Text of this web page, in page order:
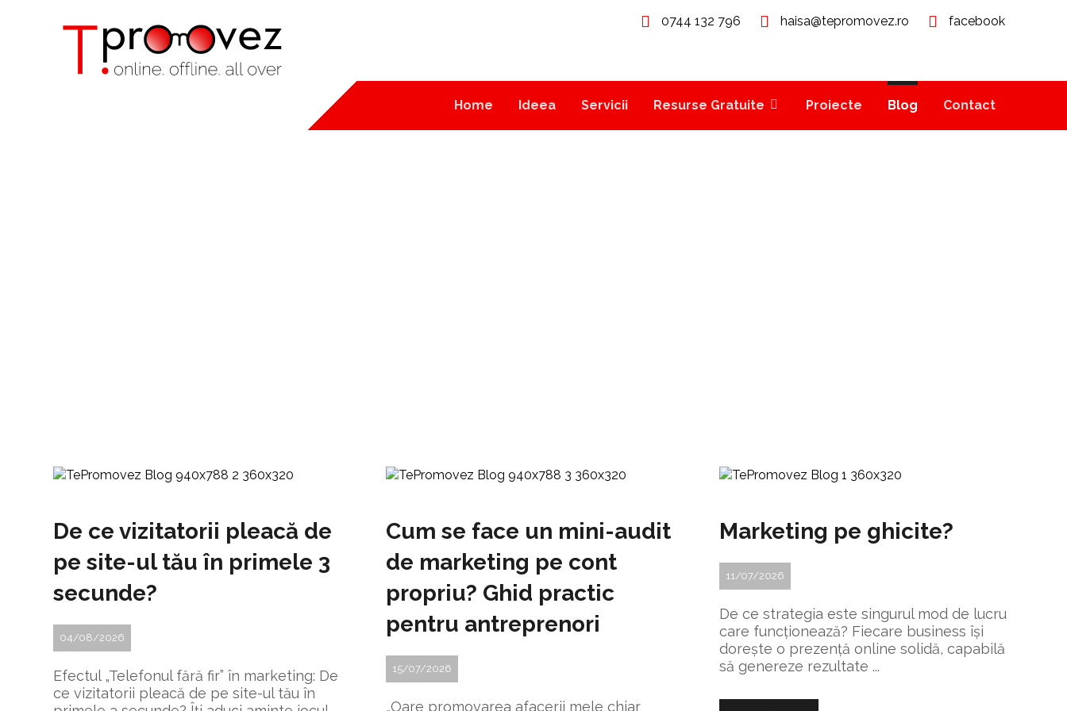
facebook
haisa@tepromovez.ro
0744 132 796
Home Ideea Servicii Resurse Gratuite Proiecte Blog Contact
De ce vizitatorii pleacă de
pe site-ul tău în primele 3
secunde?
04/08/2026
Efectul „Telefonul fără fir” în marketing: De
ce vizitatorii pleacă de pe site-ul tău în
Cum se face un mini-audit
de marketing pe cont
propriu? Ghid practic
pentru antreprenori
15/07/2026
„Oare promovarea afacerii mele chiar
Marketing pe ghicite?
11/07/2026
De ce strategia este singurul mod de lucru
care funcționează? Fiecare business își
dorește o prezență online solidă, capabilă
să genereze rezultate ...